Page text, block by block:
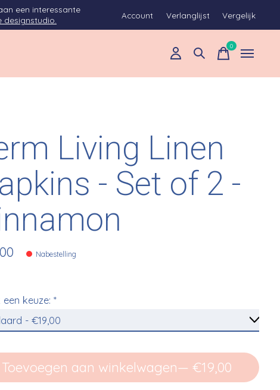
een interessante
designstudio. Account Verlanglijst Vergelijk
0items
Living Linen
- Set of 2 -
Nabestelling
een keuze:*
Toevoegen aan winkelwagen
— €19,00